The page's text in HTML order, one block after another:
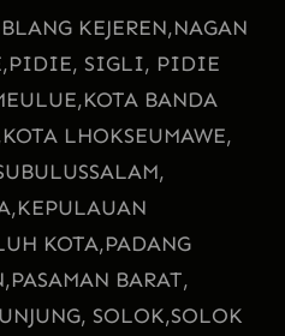
BLANG KEJEREN,NAGAN
PIDIE, SIGLI, PIDIE
KOTA BANDA
KOTA LHOKSEUMAWE,
KEPULAUAN
KOTA,PADANG
PASAMAN BARAT,
SOLOK,SOLOK